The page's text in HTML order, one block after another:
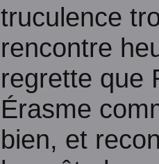
truculence
rencontre
regrette que
Érasme
bien, et